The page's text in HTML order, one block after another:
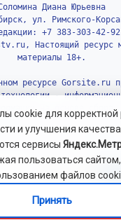
cookie для корректной
и улучшения
сервисы
пользоваться
файлов
Принять
Диана Юрьевна
ул. Римского-
+7 383-303-
Настоящий ресурс
материалы 18+.
ресурсе Gorsite.ru
-
на основе сбора,
относящихся к
«Интернет», находящихся
Федерации.